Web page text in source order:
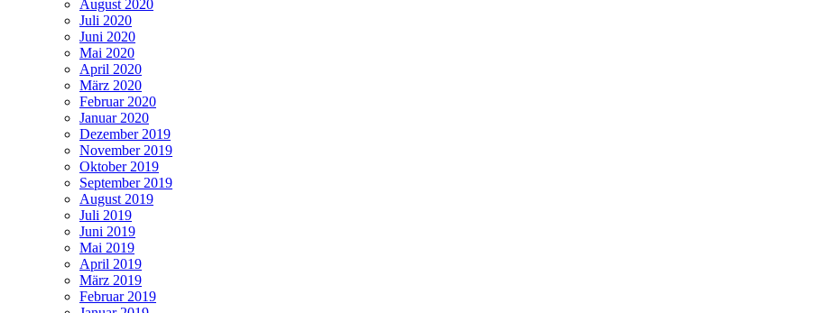
August 2020
Juli 2020
Juni 2020
Mai 2020
April 2020
März 2020
Februar 2020
Januar 2020
Dezember 2019
November 2019
Oktober 2019
September 2019
August 2019
Juli 2019
Juni 2019
Mai 2019
April 2019
März 2019
Februar 2019